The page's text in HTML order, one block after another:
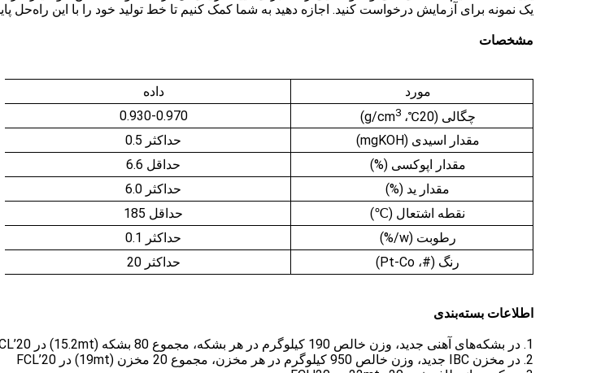
یک نمونه برای آزمایش درخواست کنید. اجازه دهید به شما کمک کنیم تا خط تولید خود را با این راه‌حل
مشخصات
مورد
داده
چگالی (20℃، g/cm
3
)
0.930-0.970
مقدار اسیدی (mgKOH)
حداکثر 0.5
مقدار اپوکسی (%)
حداقل 6.6
مقدار ید (%)
حداکثر 6.0
نقطه اشتعال (℃
)
حداقل 185
رطوبت (w/%)
حداکثر 0.1
رنگ (#، Pt-Co)
حداکثر 20
اطلاعات بسته‌بندی
1. در بشکه‌های آهنی جدید، وزن خالص 190 کیلوگرم در هر بشکه، مجموع 80 بشکه (15.2mt) در 20’FCL
2. در مخزن IBC جدید، وزن خالص 950 کیلوگرم در هر مخزن، مجموع 20 مخزن (19mt) در 20’FCL